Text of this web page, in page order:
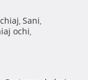
, Sani,
ochi,